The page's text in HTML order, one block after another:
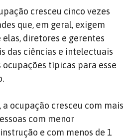
cresceu cinco vezes
que, em geral, exigem
diretores e gerentes
das ciências e intelectuais
ocupações típicas para esse
ocupação cresceu com mais
com menor
e com menos de 1